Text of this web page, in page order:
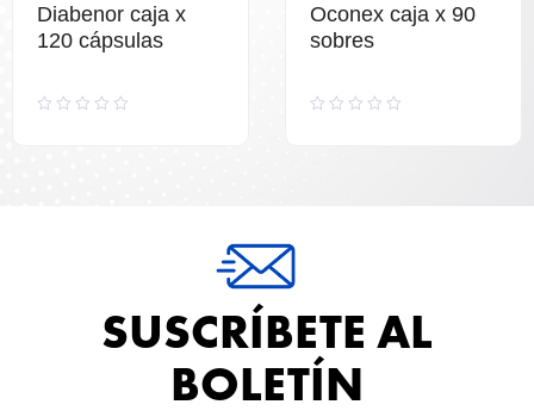
Diabenor caja x
120 cápsulas
Oconex caja x 90
sobres
SUSCRÍBETE AL
BOLETÍN